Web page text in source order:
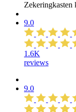
Zekeringkasten
9.0
1.6K
reviews
9.0